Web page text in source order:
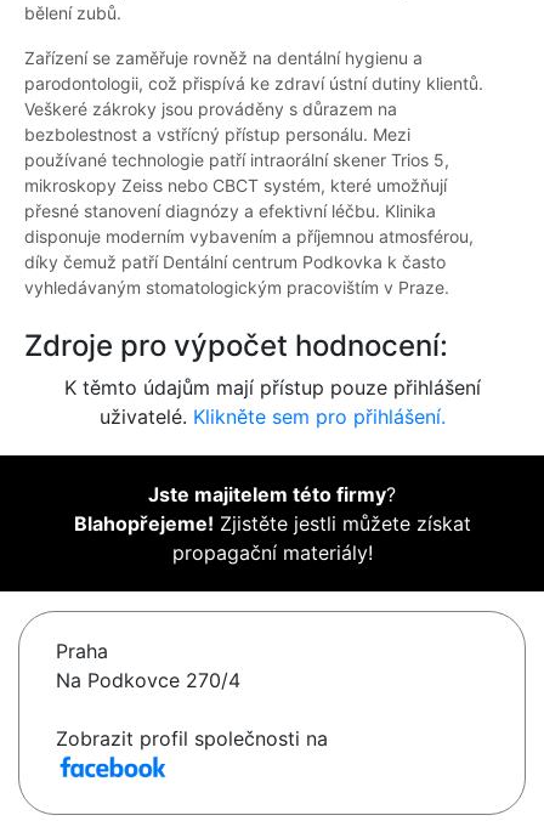
bělení zubů.
Zařízení se zaměřuje rovněž na dentální hygienu a
parodontologii, což přispívá ke zdraví ústní dutiny klientů.
Veškeré zákroky jsou prováděny s důrazem na
bezbolestnost a vstřícný přístup personálu. Mezi
používané technologie patří intraorální skener Trios 5,
mikroskopy Zeiss nebo CBCT systém, které umožňují
přesné stanovení diagnózy a efektivní léčbu. Klinika
disponuje moderním vybavením a příjemnou atmosférou,
díky čemuž patří Dentální centrum Podkovka k často
vyhledávaným stomatologickým pracovištím v Praze.
Zdroje pro výpočet hodnocení:
K těmto údajům mají přístup pouze přihlášení
uživatelé. Klikněte sem pro přihlášení.
Jste majitelem této firmy?
Blahopřejeme! Zjistěte jestli můžete získat
propagační materiály!
Praha
Na Podkovce 270/4
Zobrazit profil společnosti na